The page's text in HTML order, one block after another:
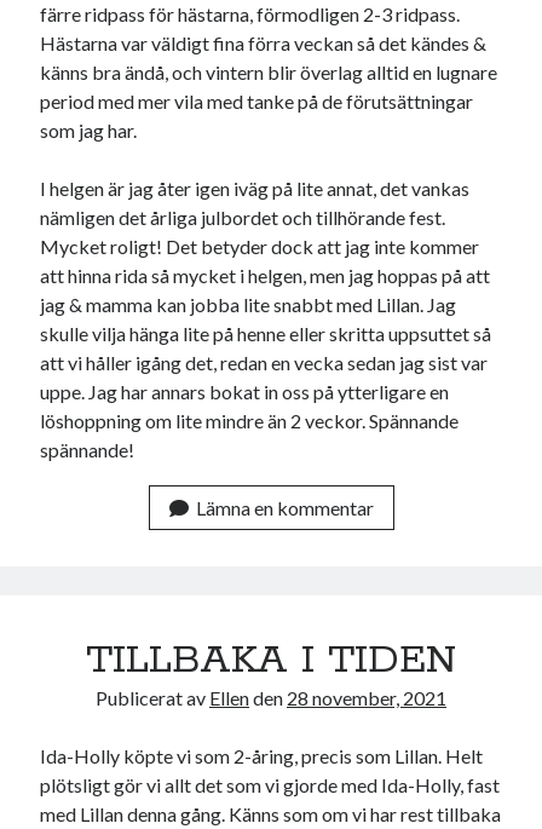
färre ridpass för hästarna, förmodligen 2-3 ridpass.
Hästarna var väldigt fina förra veckan så det kändes &
känns bra ändå, och vintern blir överlag alltid en lugnare
period med mer vila med tanke på de förutsättningar
som jag har.
I helgen är jag åter igen iväg på lite annat, det vankas
nämligen det årliga julbordet och tillhörande fest.
Mycket roligt! Det betyder dock att jag inte kommer
att hinna rida så mycket i helgen, men jag hoppas på att
jag & mamma kan jobba lite snabbt med Lillan. Jag
skulle vilja hänga lite på henne eller skritta uppsuttet så
att vi håller igång det, redan en vecka sedan jag sist var
uppe. Jag har annars bokat in oss på ytterligare en
löshoppning om lite mindre än 2 veckor. Spännande
spännande!
Lämna en kommentar
TILLBAKA I TIDEN
Publicerat av Ellenden 28 november, 2021
Ida-Holly köpte vi som 2-åring, precis som Lillan. Helt
plötsligt gör vi allt det som vi gjorde med Ida-Holly, fast
med Lillan denna gång. Känns som om vi har rest tillbaka